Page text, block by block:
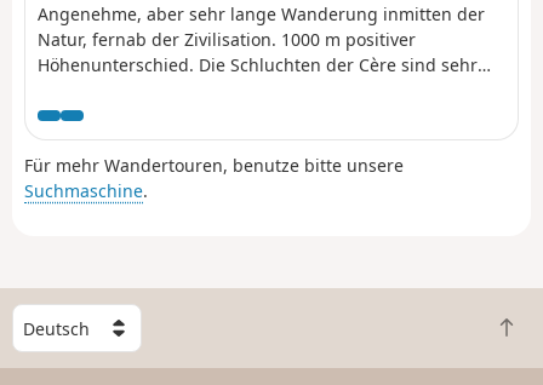
Angenehme, aber sehr lange Wanderung inmitten der
Natur, fernab der Zivilisation. 1000 m positiver
Höhenunterschied. Die Schluchten der Cère sind sehr
mit dem Zug erreichbar. Die Wanderung verläuft fast
ausschließlich im Schatten, sodass die Bäume meist die
Aussicht versperren. Eher im Frühling oder Herbst zu
empfehlen?
Für mehr Wandertouren, benutze bitte unsere
Suchmaschine.
W
ä
h
Z
u